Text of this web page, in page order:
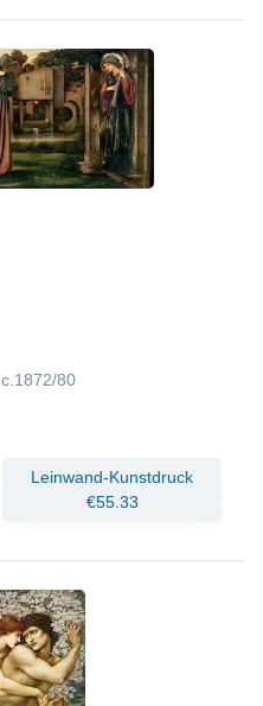
c.1872/80
Leinwand-Kunstdruck
€55.33